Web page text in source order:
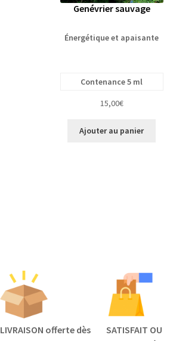
Genévrier sauvage
Énergétique et apaisante
Contenance 5 ml
15,00€
Ajouter au panier
LIVRAISON offerte dès
SATISFAIT OU